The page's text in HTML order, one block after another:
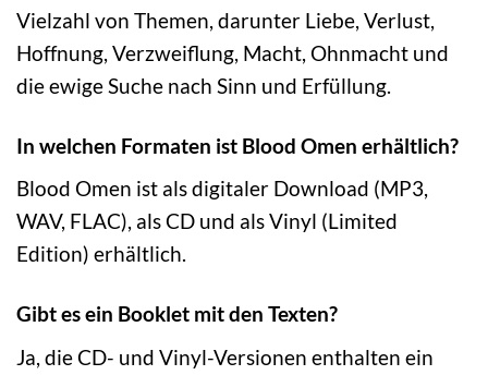
Vielzahl von Themen, darunter Liebe, Verlust,
Hoffnung, Verzweiflung, Macht, Ohnmacht und
die ewige Suche nach Sinn und Erfüllung.
In welchen Formaten ist Blood Omen erhältlich?
Blood Omen ist als digitaler Download (MP3,
WAV, FLAC), als CD und als Vinyl (Limited
Edition) erhältlich.
Gibt es ein Booklet mit den Texten?
Ja, die CD- und Vinyl-Versionen enthalten ein